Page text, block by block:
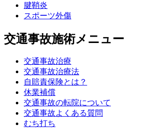
腱鞘炎
スポーツ外傷
交通事故施術メニュー
交通事故治療
交通事故治療法
自賠責保険とは？
休業補償
交通事故の転院について
交通事故よくある質問
むち打ち